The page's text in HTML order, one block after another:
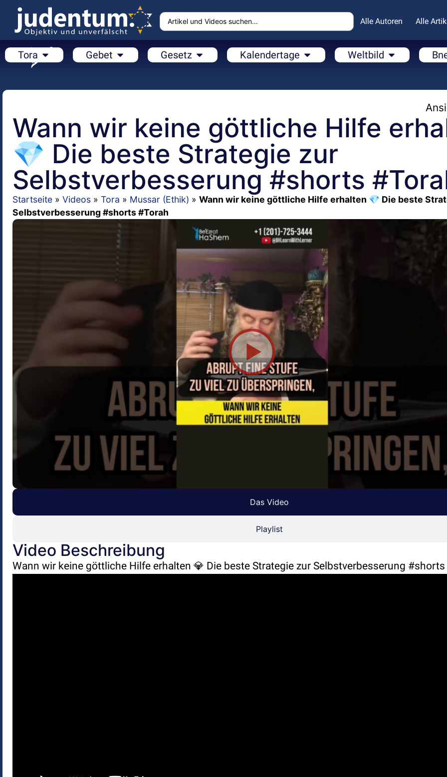
Alle Autoren Alle
Tora Gebet Gesetz Kalendertage Weltbild
Wann wir keine göttliche Hilfe
💎 Die beste Strategie zur
Selbstverbesserung #shorts
Startseite » Videos » Tora » Mussar (Ethik) » Wann wir keine göttliche Hilfe erhalten 💎 Die beste
Selbstverbesserung #shorts #Torah
Das Video
Playlist
Video Beschreibung
Wann wir keine göttliche Hilfe erhalten 💎 Die beste Strategie zur Selbstverbesserung